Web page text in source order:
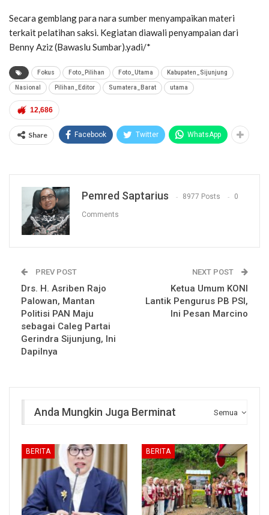
Secara gemblang para nara sumber menyampaikan materi
terkait pelatihan saksi. Kegiatan diawali penyampaian dari
Benny Aziz (Bawaslu Sumbar).yadi/*
Fokus Foto_Pilihan Foto_Utama Kabupaten_Sijunjung
Nasional Pilihan_Editor Sumatera_Barat utama
12,686
Share Facebook Twitter WhatsApp
Pemred Saptarius 8977 Posts 0
Comments
PREV POST
Drs. H. Asriben Rajo
Palowan, Mantan
Politisi PAN Maju
sebagai Caleg Partai
Gerindra Sijunjung, Ini
Dapilnya
NEXT POST
Ketua Umum KONI
Lantik Pengurus PB PSI,
Ini Pesan Marcino
Semua
Anda Mungkin Juga Berminat
BERITA BERITA